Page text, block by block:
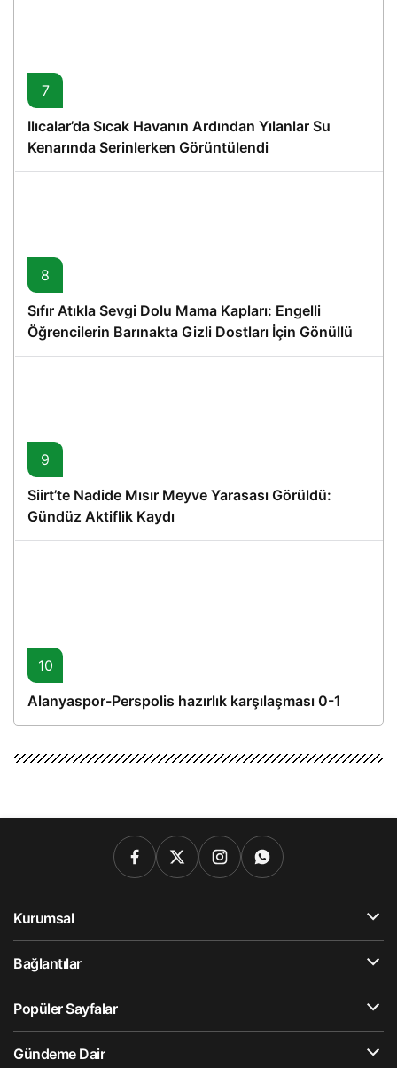
7
Ilıcalar’da Sıcak Havanın Ardından Yılanlar Su
Kenarında Serinlerken Görüntülendi
8
Sıfır Atıkla Sevgi Dolu Mama Kapları: Engelli
Öğrencilerin Barınakta Gizli Dostları İçin Gönüllü
Proje
9
Siirt’te Nadide Mısır Meyve Yarasası Görüldü:
Gündüz Aktiflik Kaydı
10
Alanyaspor-Perspolis hazırlık karşılaşması 0-1
Kurumsal
Bağlantılar
Popüler Sayfalar
Gündeme Dair